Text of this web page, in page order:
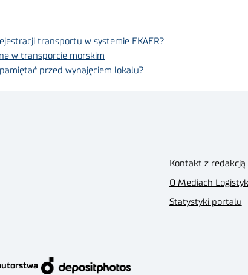
transportu w systemie EKAER?
w transporcie morskim
przed wynajęciem lokalu?
Kontakt z redakcją
O Mediach
Statystyki portalu